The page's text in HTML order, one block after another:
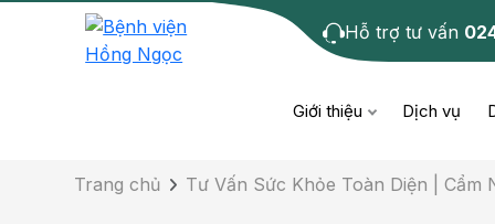
Hỗ trợ tư vấn
Giới thiệu Dịch vụ
Chi tiết bài tư
Trang chủ Tư Vấn Sức Khỏe Toàn Diện | Cẩm